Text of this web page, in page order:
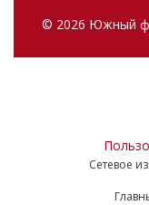
© 2026 Южный
Сетевое